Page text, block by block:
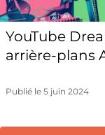
YouTube
arrière-plans
Publié le 5 juin 2024